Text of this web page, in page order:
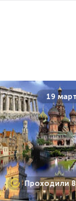
19
Проходили